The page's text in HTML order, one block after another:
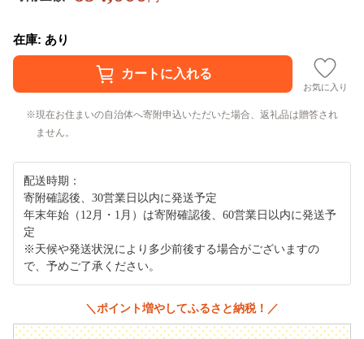
在庫: あり
お気に入り
現在お住まいの自治体へ寄附申込いただいた場合、返礼品は贈答され
ません。
配送時期：
寄附確認後、30営業日以内に発送予定
年末年始（12月・1月）は寄附確認後、60営業日以内に発送予
定
※天候や発送状況により多少前後する場合がございますの
で、予めご了承ください。
＼ポイント増やしてふるさと納税！／